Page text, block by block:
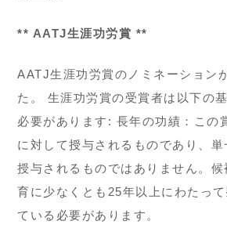
** AATJ生涯功労賞 **
AATJ生涯功労賞のノミネーション
た。 生涯功労賞の受賞者は以下の
必要があります: 長年の功績：この
に対して授与されるものであり、単
授与されるものではありません。
育に少なくとも25年以上にわたっ
ている必要があります。